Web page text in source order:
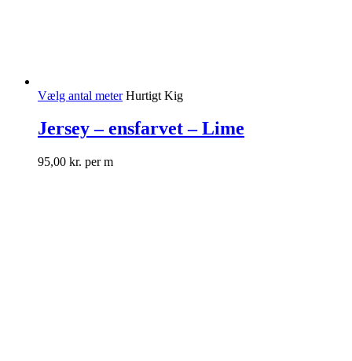
Vælg antal meter Hurtigt Kig
Jersey – ensfarvet – Lime
95,00 kr. per m